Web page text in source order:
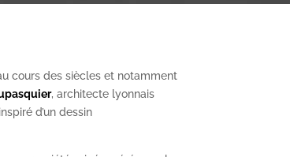
cours des siècles et notamment
, architecte lyonnais
d’un dessin